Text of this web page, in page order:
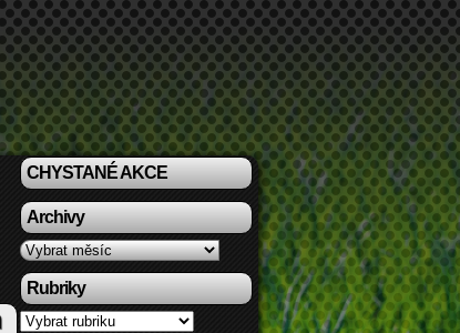
CHYSTANÉ AKCE
Archivy
Archivy
Rubriky
Rubriky